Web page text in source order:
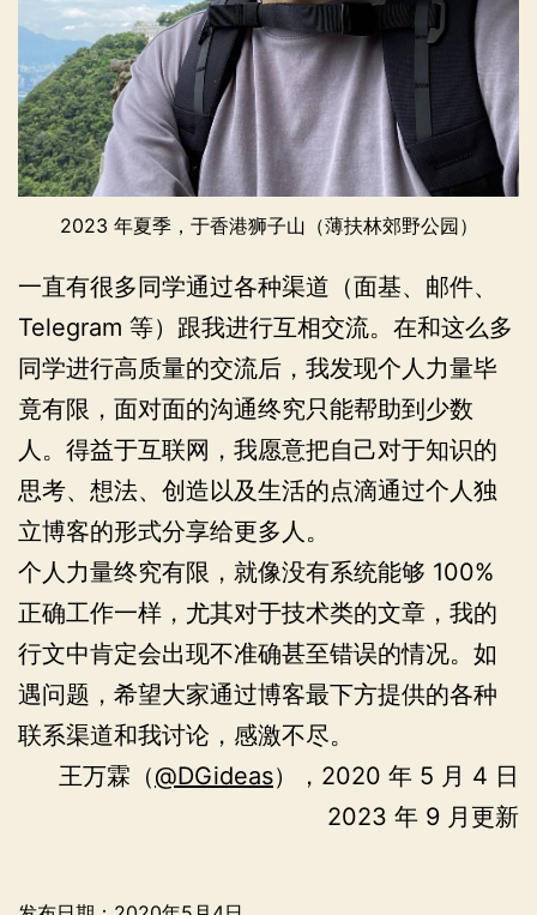
2023 年夏季，于香港狮子山（薄扶林郊野公园）
一直有很多同学通过各种渠道（面基、邮件、
Telegram 等）跟我进行互相交流。在和这么多
同学进行高质量的交流后，我发现个人力量毕
竟有限，面对面的沟通终究只能帮助到少数
人。得益于互联网，我愿意把自己对于知识的
思考、想法、创造以及生活的点滴通过个人独
立博客的形式分享给更多人。
个人力量终究有限，就像没有系统能够 100%
正确工作一样，尤其对于技术类的文章，我的
行文中肯定会出现不准确甚至错误的情况。如
遇问题，希望大家通过博客最下方提供的各种
联系渠道和我讨论，感激不尽。
王万霖（@DGideas），2020 年 5 月 4 日
2023 年 9 月更新